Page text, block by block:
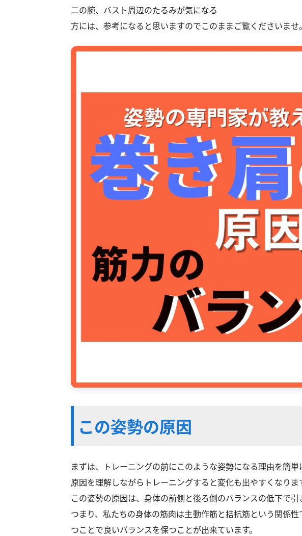
二の腕、バスト周辺のたるみが気になる
方には、参考になると思いますのでこのままご覧くださいませ。
この姿勢の原因
まずは、トレーニングの前にこのような姿勢になる理由を簡単
原因を理解しながらトレーニングすると変化も出やすくなりま
この姿勢の原因は、身体の前側と後ろ側のバランスの低下で引
つまり、私たちの身体の筋肉は主動作筋と拮抗筋という関係
つことで良いバランスを保つことが出来ています。